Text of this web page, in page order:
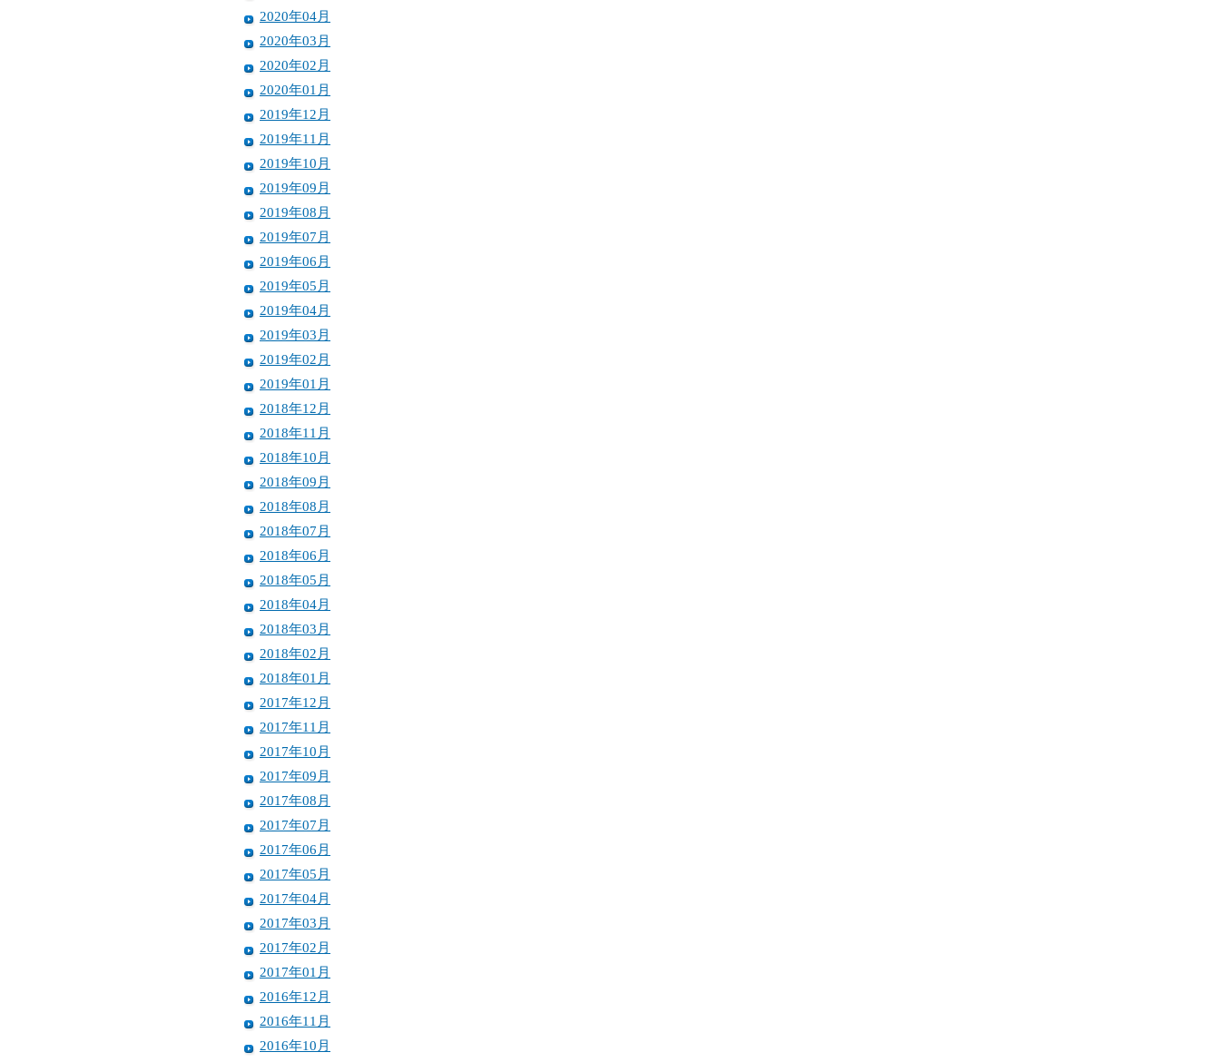
2020年04月
2020年03月
2020年02月
2020年01月
2019年12月
2019年11月
2019年10月
2019年09月
2019年08月
2019年07月
2019年06月
2019年05月
2019年04月
2019年03月
2019年02月
2019年01月
2018年12月
2018年11月
2018年10月
2018年09月
2018年08月
2018年07月
2018年06月
2018年05月
2018年04月
2018年03月
2018年02月
2018年01月
2017年12月
2017年11月
2017年10月
2017年09月
2017年08月
2017年07月
2017年06月
2017年05月
2017年04月
2017年03月
2017年02月
2017年01月
2016年12月
2016年11月
2016年10月